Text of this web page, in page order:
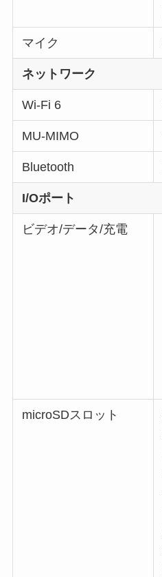
マイク
ネットワーク
Wi-Fi 6
MU-MIMO
Bluetooth
I/Oポート
ビデオ/データ/充電
microSDスロット